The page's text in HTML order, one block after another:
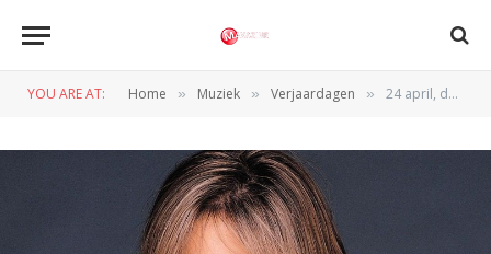
YOU ARE AT: Home » Muziek » Verjaardagen » 24 april, de verjaardag van Barbra Streisand